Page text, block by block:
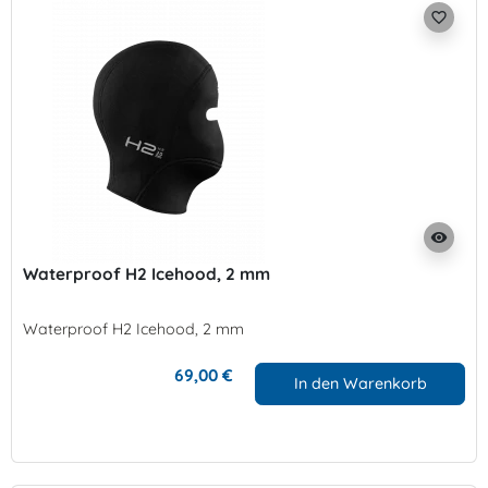
visibility
favorite_border
Waterproof H2 Icehood, 2 mm
Waterproof H2 Icehood, 2 mm
69,00 € In den Warenkorb